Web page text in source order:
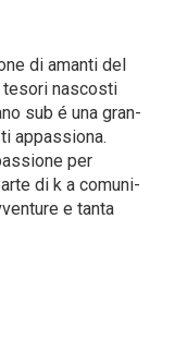
di aman­ti del
teso­ri nasco­sti
sub é una gran­
appas­sio­na.
per
di k a comu­ni­
e tan­ta